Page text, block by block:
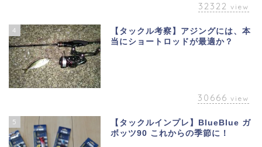
32322 view
4
【タックル考察】アジングには、本
当にショートロッドが最適か？
30666 view
5
【タックルインプレ】BlueBlue ガ
ボッツ90 これからの季節に！